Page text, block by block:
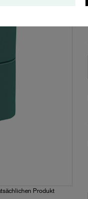
Produkt